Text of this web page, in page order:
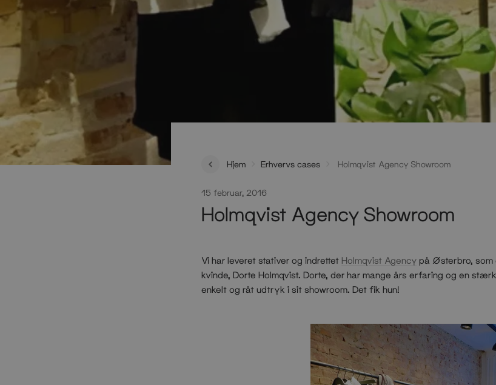
Hjem Erhvervs cases Holmqvist Agency Showroom
15 februar, 2016
Holmqvist Agency Showroom
Vi har leveret stativer og indrettet Holmqvist Agency på Østerbro, som
kvinde, Dorte Holmqvist​. Dorte, der har mange års erfaring og en
enkelt og råt udtryk i sit showroom. Det fik hun!